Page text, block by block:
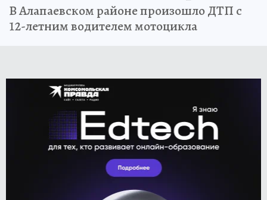
В Алапаевском районе произошло ДТП с
12-летним водителем мотоцикла